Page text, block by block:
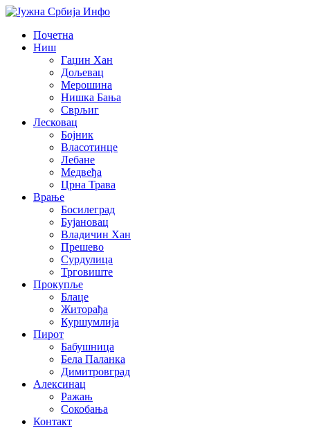
Почетна
Ниш
Гаџин Хан
Дољевац
Мерошина
Нишка Бања
Сврљиг
Лесковац
Бојник
Власотинце
Лебане
Медвеђа
Црна Трава
Врање
Босилеград
Бујановац
Владичин Хан
Прешево
Сурдулица
Трговиште
Прокупље
Блаце
Житорађа
Куршумлија
Пирот
Бабушница
Бела Паланка
Димитровград
Алексинац
Ражањ
Сокобања
Контакт